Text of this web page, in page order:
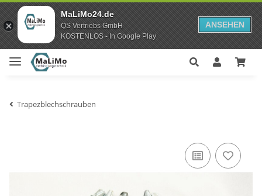
MaLiMo24.de
QS Vertriebs GmbH
KOSTENLOS - In Google Play
ANSEHEN
Trapezblechschrauben